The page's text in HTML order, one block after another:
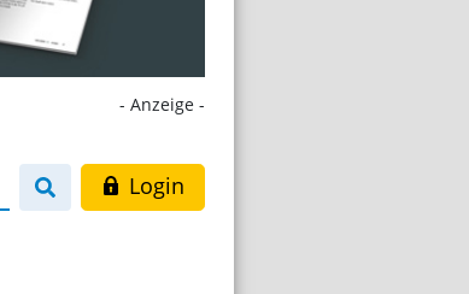
- Anzeige -
Login